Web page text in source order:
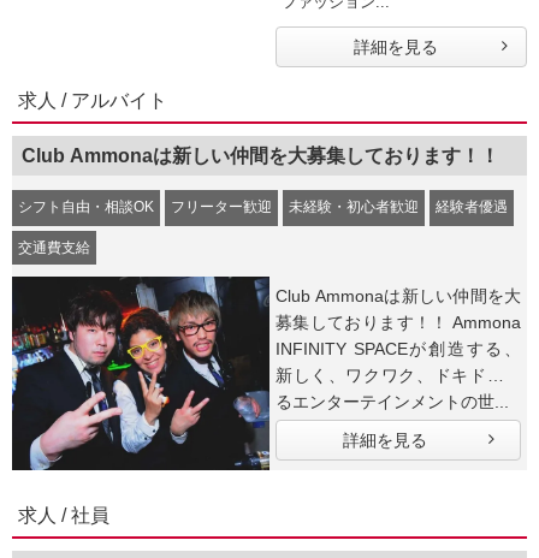
詳細を見る
求人 / アルバイト
Club Ammonaは新しい仲間を大募集しております！！
シフト自由・相談OK フリーター歓迎 未経験・初心者歓迎 経験者優遇
交通費支給
Club Ammonaは新しい仲間を大
募集しております！！ Ammona
INFINITY SPACEが創造する、
新しく、ワクワク、ドキドキす
るエンターテインメントの世...
詳細を見る
求人 / 社員